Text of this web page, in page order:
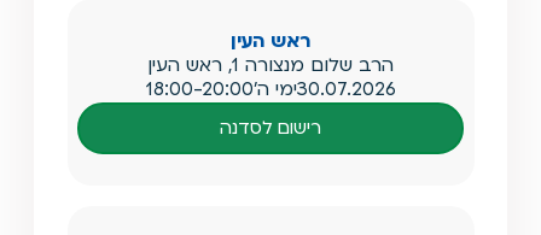
ראש העין
הרב שלום מנצורה 1, ראש העין
30.07.2026ימי ה'18:00-20:00
רישום לסדנה